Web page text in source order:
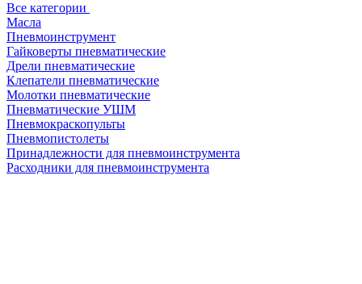
Все категории
Масла
Пневмоинструмент
Гайковерты пневматические
Дрели пневматические
Клепатели пневматические
Молотки пневматические
Пневматические УШМ
Пневмокраскопульты
Пневмопистолеты
Принадлежности для пневмоинструмента
Расходники для пневмоинструмента